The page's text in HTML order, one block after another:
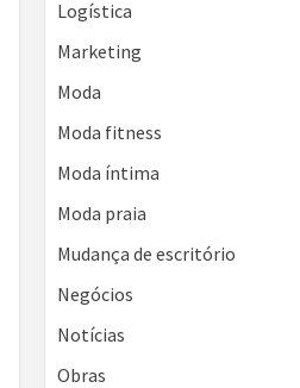
Logística
Marketing
Moda
Moda fitness
Moda íntima
Moda praia
Mudança de escritório
Negócios
Notícias
Obras